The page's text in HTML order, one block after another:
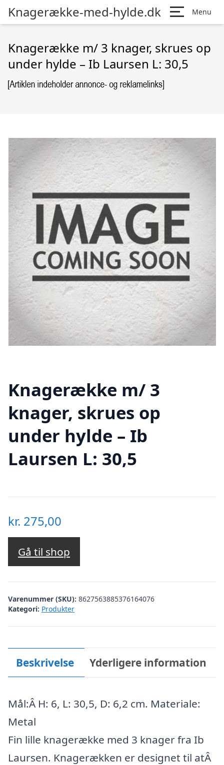
Knagerække-med-hylde.dk Menu
Knagerække m/ 3 knager, skrues op
under hylde – Ib Laursen L: 30,5
Knagerække m/ 3
knager, skrues op
under hylde – Ib
Laursen L: 30,5
kr. 275,00
Gå til shop
Varenummer (SKU): 8627563885376164076
Kategori: Produkter
Beskrivelse Yderligere information
Mål:Â H: 6, L: 30,5, D: 6,2 cm. Materiale:
Metal
Fin lille knagerække med 3 knager fra Ib
Laursen. Knagerækken er designet til atÂ